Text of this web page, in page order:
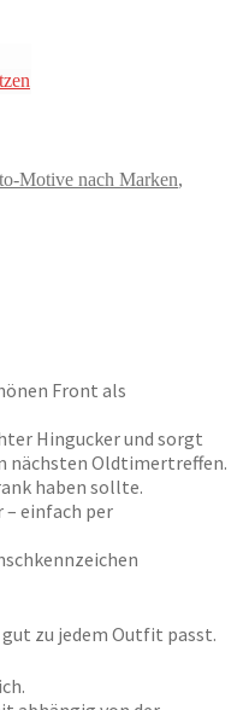
Motive nach Marken,
Front als
Hingucker und sorgt
nächsten Oldtimertreffen.
haben sollte.
– einfach per
gut zu jedem Outfit passt.